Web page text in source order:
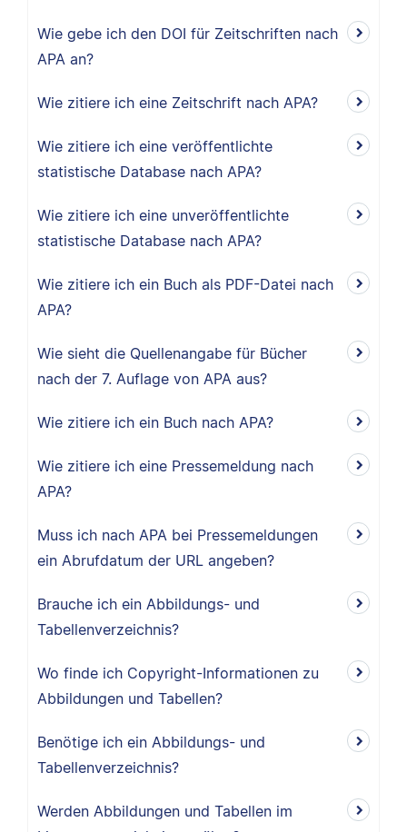
Wie gebe ich den DOI für Zeitschriften nach
APA an?
Wie zitiere ich eine Zeitschrift nach APA?
Wie zitiere ich eine veröffentlichte
statistische Database nach APA?
Wie zitiere ich eine unveröffentlichte
statistische Database nach APA?
Wie zitiere ich ein Buch als PDF-Datei nach
APA?
Wie sieht die Quellenangabe für Bücher
nach der 7. Auflage von APA aus?
Wie zitiere ich ein Buch nach APA?
Wie zitiere ich eine Pressemeldung nach
APA?
Muss ich nach APA bei Pressemeldungen
ein Abrufdatum der URL angeben?
Brauche ich ein Abbildungs- und
Tabellenverzeichnis?
Wo finde ich Copyright-Informationen zu
Abbildungen und Tabellen?
Benötige ich ein Abbildungs- und
Tabellenverzeichnis?
Werden Abbildungen und Tabellen im